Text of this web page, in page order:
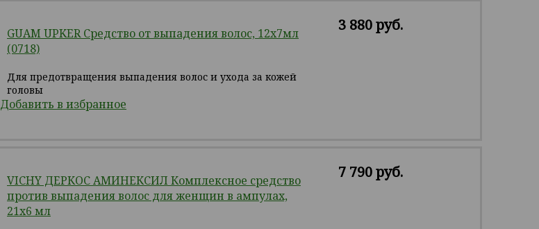
GUAM UPKER Средство от выпадения волос, 12х7мл
(0718)
Для предотвращения выпадения волос и ухода за кожей
головы
Добавить в избранное
3 880 руб.
VICHY ДЕРКОС АМИНЕКСИЛ Комплексное средство
против выпадения волос для женщин в ампулах,
21х6 мл
7 790 руб.